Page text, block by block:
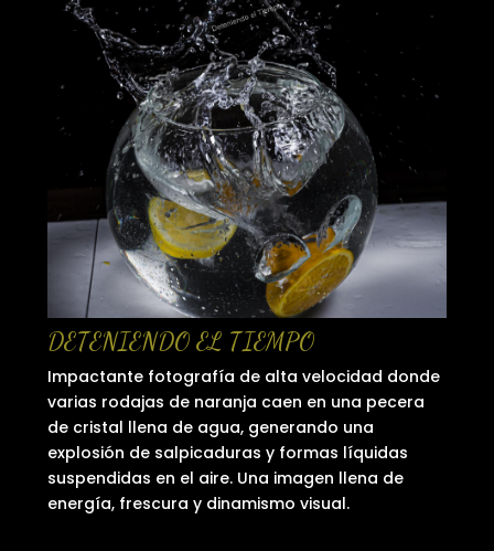
DETENIENDO EL TIEMPO
Impactante fotografía de alta velocidad donde
varias rodajas de naranja caen en una pecera
de cristal llena de agua, generando una
explosión de salpicaduras y formas líquidas
suspendidas en el aire. Una imagen llena de
energía, frescura y dinamismo visual.